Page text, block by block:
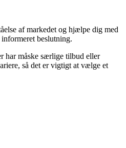
af markedet og hjælpe dig med
beslutning.
har måske særlige tilbud eller
så det er vigtigt at vælge et